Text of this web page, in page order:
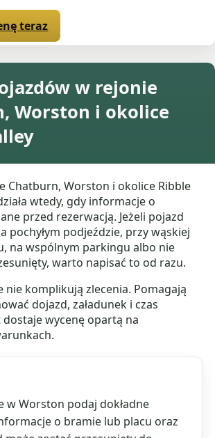
teraz
w rejonie
Worston i okolice
Chatburn, Worston i okolice Ribble
wtedy, gdy informacje o
przed rezerwacją. Jeżeli pojazd
pochyłym podjeździe, przy wąskiej
na wspólnym parkingu albo nie
warto napisać to od razu.
nie komplikują zlecenia. Pomagają
dojazd, załadunek i czas
wycenę opartą na
w Worston podaj dokładne
o bramie lub placu oraz